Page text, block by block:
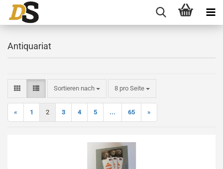
Antiquariat
Sortieren nach
Sortieren nach 8 pro Seite
pro Seite
« 1 2 3 4 5 ... 65 »